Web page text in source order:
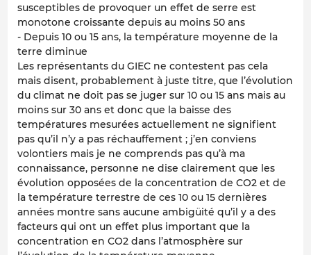
susceptibles de provoquer un effet de serre est
monotone croissante depuis au moins 50 ans
- Depuis 10 ou 15 ans, la température moyenne de la
terre diminue
Les représentants du GIEC ne contestent pas cela
mais disent, probablement à juste titre, que l’évolution
du climat ne doit pas se juger sur 10 ou 15 ans mais au
moins sur 30 ans et donc que la baisse des
températures mesurées actuellement ne signifient
pas qu’il n’y a pas réchauffement ; j’en conviens
volontiers mais je ne comprends pas qu’à ma
connaissance, personne ne dise clairement que les
évolution opposées de la concentration de CO2 et de
la température terrestre de ces 10 ou 15 dernières
années montre sans aucune ambigüité qu’il y a des
facteurs qui ont un effet plus important que la
concentration en CO2 dans l’atmosphère sur